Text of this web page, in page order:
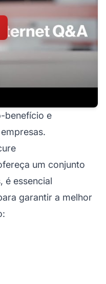
benefício e
um conjunto
é essencial
garantir a melhor